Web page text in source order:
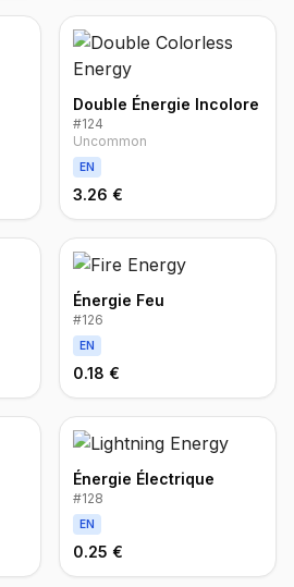
Double Énergie Incolore
#124
Uncommon
EN
3.26 €
Énergie Feu
#126
EN
0.18 €
Énergie Électrique
#128
EN
0.25 €